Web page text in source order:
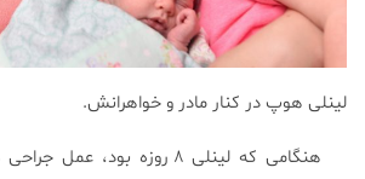
لینلی هوپ در کنار مادر و خواهرانش.
هنگامی که لینلی ۸ روزه